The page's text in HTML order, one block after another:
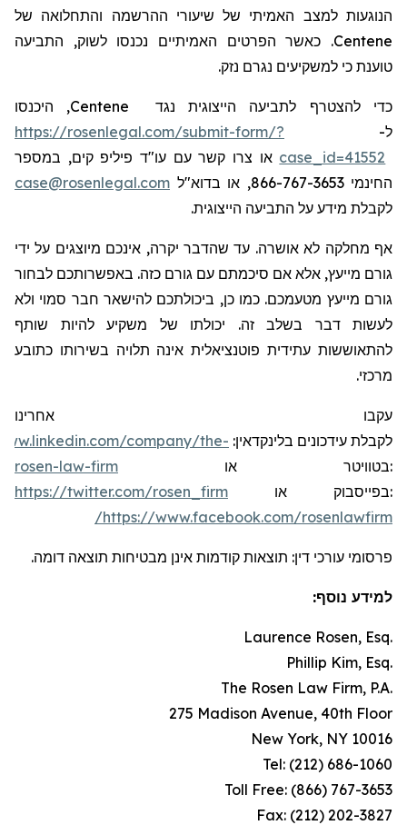
הנוגעות למצב האמיתי של שיעורי ההרשמה והתחלואה של
Centene. כאשר הפרטים האמיתיים נכנסו לשוק, התביעה
טוענת כי למשקיעים נגרם נזק.
כדי להצטרף לתביעה הייצוגית נגד Centene, היכנסו
ל- https://rosenlegal.com/submit-form/?
case_id=41552 או צרו קשר עם עו"ד פיליפ קים, במספר
החינמי 866-767-3653, או בדוא"ל
case@rosenlegal.com
לקבלת מידע על התביעה הייצוגית.
אף מחלקה לא אושרה. עד שהדבר יקרה, אינכם מיוצגים על ידי
גורם מייעץ, אלא אם סיכמתם עם גורם כזה. באפשרותכם לבחור
גורם מייעץ מטעמכם. כמו כן, ביכולתכם להישאר חבר סמוי ולא
לעשות דבר בשלב זה. יכולתו של משקיע להיות שותף
להתאוששות עתידית פוטנציאלית אינה תלויה בשירותו כתובע
מרכזי.
עקבו אחרינו
לקבלת עידכונים בלינקדאין:
company/the-
rosen-law-firm או בטוויטר:
https://twitter.com/rosen_firm או בפייסבוק:
https://www.facebook.com/rosenlawfirm/
פרסומי עורכי דין: תוצאות קודמות אינן מבטיחות תוצאה דומה.
למידע נוסף:
Laurence Rosen, Esq.
Phillip Kim, Esq.
The Rosen Law Firm, P.A.
275 Madison Avenue, 40th Floor
New York, NY 10016
Tel: (212) 686-1060
Toll Free: (866) 767-3653
Fax: (212) 202-3827